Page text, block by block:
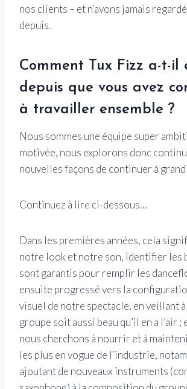
nos clients – et n’avons jamais
depuis.
Comment Tux Fizz a-t-il
depuis que vous avez
à travailler ensemble ?
Nous sommes une équipe super
motivée, nous explorons donc
nouvelles façons de continuer à
Continuez à lire ci-dessous…
Dans les premières années, cela
notre look et notre son, identifier les
sont garantis pour remplir les
ensuite progressé vers la
visuel de notre spectacle, en veillant à
groupe soit aussi beau qu’il en a l’air ;
nous cherchons à nourrir et à
les plus en vogue de l’industrie,
ajoutant de nouveaux instruments